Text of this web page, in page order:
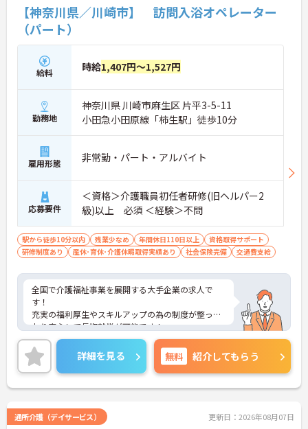
【神奈川県／川崎市】 訪問入浴オペレーター
（パート）
給料 時給1,407円～1,527円
勤務地
神奈川県 川崎市麻生区 片平3-5-11
小田急小田原線「柿生駅」徒歩10分
雇用形態 非常勤・パート・アルバイト
応募要件
＜資格＞介護職員初任者研修(旧ヘルパー2
級)以上 必須 ＜経験＞不問
駅から徒歩10分以内 残業少なめ 年間休日110日以上
資格取得サポート
研修制度あり
産休･育休･介護休暇取得実績あり 社会保険完備 交通費支給
全国で介護福祉事業を展開する大手企業の求人で
す！
充実の福利厚生やスキルアップの為の制度が整って
おり安心して長期就業が可能です！
ご興味ある方には、面接のポイントなど、さらに詳
細をお話致しますのでお気軽にご相談ください。
詳細を見る 無料 紹介してもらう
通所介護（デイサービス） 更新日：2026年08月07日